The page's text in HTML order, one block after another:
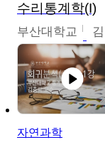
수리통계학(I)
부산대학교
자연과학